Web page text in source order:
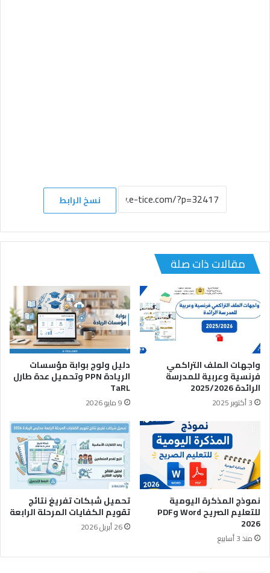
نسخ الرابط
مقالات ذات صلة
واجهات الملف التراكمي
فرنسية وعربية للمدرسة
الرائدة 2025/2026
3 أكتوبر 2025
دليل ولوج بوابة مؤسسات
الريادة PPN وتحميل عدة طارل
TaRL
9 مايو 2026
نموذج المذكرة اليومية
للتعليم الصريح Word وPDF
2026
منذ 3 أسابيع
تحميل شبكات تفريغ نتائج
تقويم الكفايات المرحلة الرابعة
26 أبريل 2026